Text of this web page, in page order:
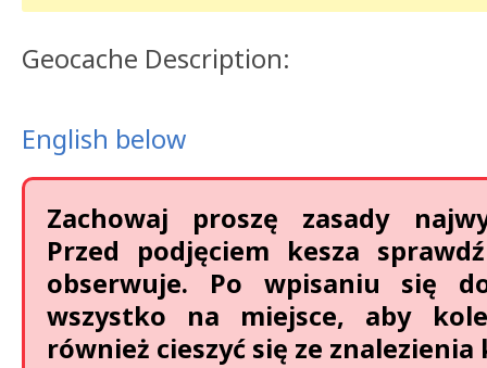
Geocache Description:
English below
Zachowaj proszę zasady
Przed podjęciem kesza
obserwuje. Po wpisaniu się
wszystko na miejsce, aby
również cieszyć się ze znalezienia